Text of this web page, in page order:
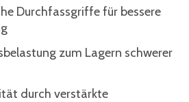
Durchfassgriffe für bessere
zum Lagern schwerer
durch verstärkte